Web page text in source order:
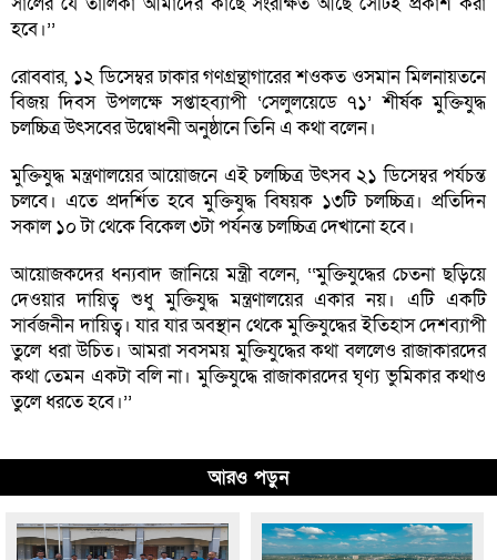
হবে।’’
রোববার, ১২ ডিসেম্বর ঢাকার গণগ্রন্থাগারের শওকত ওসমান মিলনায়তনে
বিজয় দিবস উপলক্ষে সপ্তাহব্যাপী ‘সেলুলয়েডে ৭১’ শীর্ষক মুক্তিযুদ্ধ
চলচ্চিত্র উৎসবের উদ্বোধনী অনুষ্ঠানে তিনি এ কথা বলেন।
মুক্তিযুদ্ধ মন্ত্রণালয়ের আয়োজনে এই চলচ্চিত্র উৎসব ২১ ডিসেম্বর পর্যচন্ত
চলবে। এতে প্রদর্শিত হবে মুক্তিযুদ্ধ বিষয়ক ১৩টি চলচ্চিত্র। প্রতিদিন
সকাল ১০ টা থেকে বিকেল ৩টা পর্যনন্ত চলচ্চিত্র দেখানো হবে।
আয়োজকদের ধন্যবাদ জানিয়ে মন্ত্রী বলেন, ‘‘মুক্তিযুদ্ধের চেতনা ছড়িয়ে
দেওয়ার দায়িত্ব শুধু মুক্তিযুদ্ধ মন্ত্রণালয়ের একার নয়। এটি একটি
সার্বজনীন দায়িত্ব। যার যার অবস্থান থেকে মুক্তিযুদ্ধের ইতিহাস দেশব্যাপী
তুলে ধরা উচিত। আমরা সবসময় মুক্তিযুদ্ধের কথা বললেও রাজাকারদের
কথা তেমন একটা বলি না। মুক্তিযুদ্ধে রাজাকারদের ঘৃণ্য ভুমিকার কথাও
তুলে ধরতে হবে।’’
আরও পড়ুন